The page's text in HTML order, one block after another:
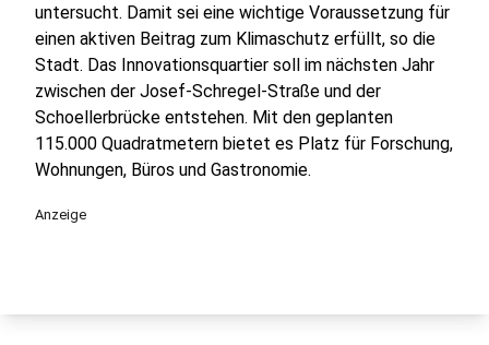
untersucht. Damit sei eine wichtige Voraussetzung für
einen aktiven Beitrag zum Klimaschutz erfüllt, so die
Stadt. Das Innovationsquartier soll im nächsten Jahr
zwischen der Josef-Schregel-Straße und der
Schoellerbrücke entstehen. Mit den geplanten
115.000 Quadratmetern bietet es Platz für Forschung,
Wohnungen, Büros und Gastronomie.
Anzeige